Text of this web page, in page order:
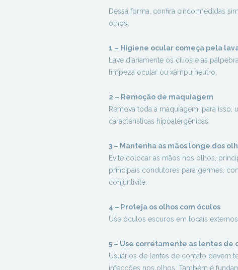
Dessa forma, confira cinco medidas
olhos:
1 – Higiene ocular começa pela
Lave diariamente os cílios e as
limpeza ocular ou xampu neutro.
2 – Remoção de maquiagem
Remova toda a maquiagem, para
características hipoalergênicas.
3 – Mantenha as mãos longe dos
Evite colocar as mãos nos olhos,
principais condutores para germes,
conjuntivite.
4 – Proteja os olhos com óculos
Use óculos escuros em locais
5 – Use corretamente as lentes de
Usuários de lentes de contato devem
infecções nos olhos. Também é